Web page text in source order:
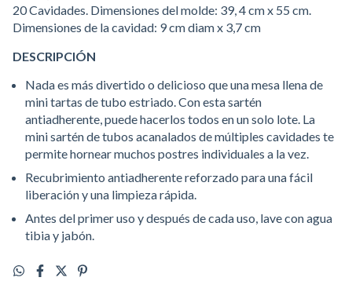
20 Cavidades. Dimensiones del molde: 39, 4 cm x 55 cm.
Dimensiones de la cavidad: 9 cm diam x 3,7 cm
DESCRIPCIÓN
Nada es más divertido o delicioso que una mesa llena de
mini tartas de tubo estriado. Con esta sartén
antiadherente, puede hacerlos todos en un solo lote. La
mini sartén de tubos acanalados de múltiples cavidades te
permite hornear muchos postres individuales a la vez.
Recubrimiento antiadherente reforzado para una fácil
liberación y una limpieza rápida.
Antes del primer uso y después de cada uso, lave con agua
tibia y jabón.